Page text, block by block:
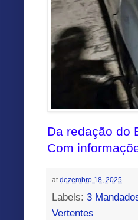
Da redação do
Com
at dezembro 18, 2025
Labels: 3
Vertentes